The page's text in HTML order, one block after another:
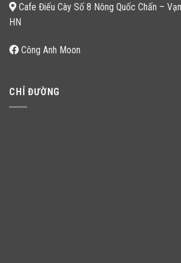
Cafe Điếu Cày Số 8 Nông Quốc Chấn –
HN
Công Anh Moon
CHỈ ĐƯỜNG